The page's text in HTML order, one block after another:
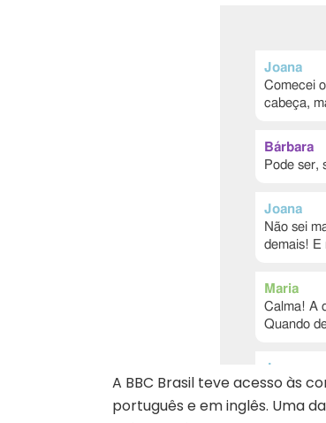
A BBC Brasil teve acesso às
português e em inglês. Uma